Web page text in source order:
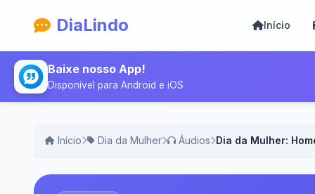
DiaLindo Início
Baixe nosso App!
Disponível para Android e iOS
Início Dia da Mulher Áudios Dia da Mulher: